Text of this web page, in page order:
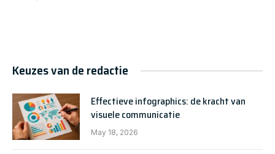
Keuzes van de redactie
Effectieve infographics: de kracht van
visuele communicatie
May 18, 2026